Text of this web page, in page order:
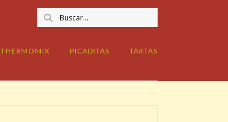
THERMOMIX PICADITAS TARTAS